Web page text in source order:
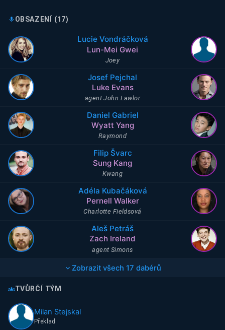
OBSAZENÍ (17)
Lucie Vondráčková
Lun-Mei Gwei
Joey
Josef Pejchal
Luke Evans
agent John Lawlor
Daniel Gabriel
Wyatt Yang
Raymond
Filip Švarc
Sung Kang
Kwang
Adéla Kubačáková
Pernell Walker
Charlotte Fieldsová
Aleš Petráš
Zach Ireland
agent Simons
Zobrazit všech 17 dabérů
TVŮRČÍ TÝM
Milan Stejskal
Překlad